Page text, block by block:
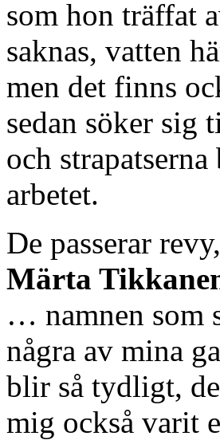
som hon träffat
saknas, vatten
men det finns
sedan söker sig
och
arbetet.
De passerar
Märta
… namnen som
några av mina
blir så tydligt,
mig också varit